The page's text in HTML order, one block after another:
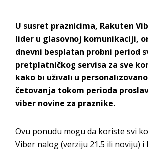
U susret praznicima, Rakuten
lider u glasovnoj komunikaciji,
dnevni besplatan probni period
pretplatničkog servisa za sve
kako bi uživali u
četovanja tokom perioda
viber novine za praznike.
Ovu ponudu mogu da koriste svi
Viber nalog (verziju 21.5 ili noviju) i